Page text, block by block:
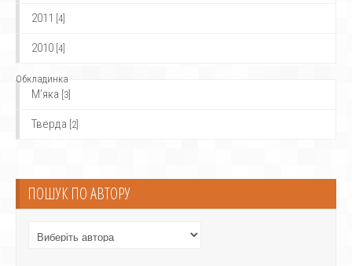
2011 [4]
2010 [4]
Обкладинка
М’яка [3]
Тверда [2]
ПОШУК ПО АВТОРУ